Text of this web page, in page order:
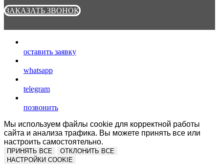
ЗАКАЗАТЬ ЗВОНОК
оставить заявку
whatsapp
telegram
позвонить
Мы используем файлы cookie для корректной работы
сайта и анализа трафика. Вы можете принять все или
настроить самостоятельно.
ПРИНЯТЬ ВСЕ
ОТКЛОНИТЬ ВСЕ
НАСТРОЙКИ COOKIE